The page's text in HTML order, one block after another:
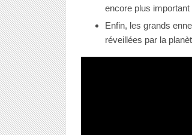
encore plus important
Enfin, les grands
réveillées par la